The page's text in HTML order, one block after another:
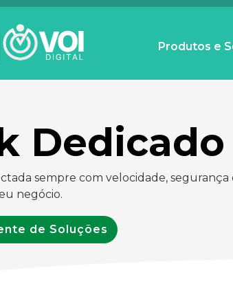
Produtos e
Dedicado
sempre com velocidade, segurança
negócio.
de Soluções